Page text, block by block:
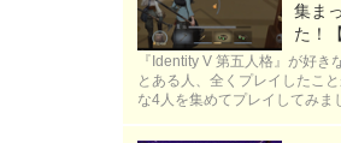
集ま
た！
『Identity V 第五人格』が好き
とある人、全くプレイしたこ
な4人を集めてプレイしてみま